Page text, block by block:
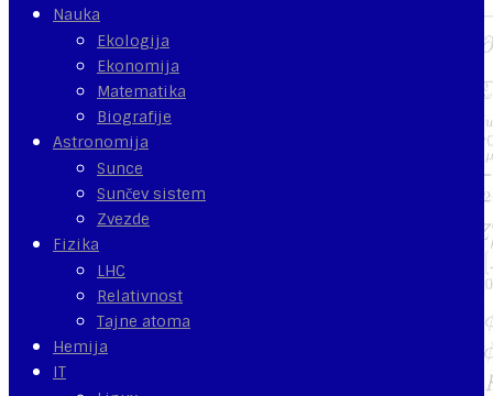
Nauka
Ekologija
Ekonomija
Matematika
Biografije
Astronomija
Sunce
Sunčev sistem
Zvezde
Fizika
LHC
Relativnost
Tajne atoma
Hemija
IT